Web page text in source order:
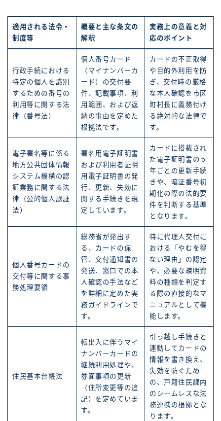
適用される法令・
制度等
概要と主な条文の
解釈
実務上の意義と対
応のポイント
行政手続における
特定の個人を識別
するための番号の
利用等に関する法
律（番号法）
個人番号カード
（マイナンバーカ
ード）の交付要
件、記載事項、利
用範囲、および返
納の事由を定めた
根拠法です。
カードの不正取得
や目的外利用を防
ぎ、交付時の厳格
な本人確認を市区
町村長に義務付け
る絶対的な法律で
す。
電子署名等に係る
地方公共団体情報
システム機構の認
証業務に関する法
律（公的個人認証
法）
署名用電子証明書
および利用者証明
用電子証明書の発
行、更新、失効に
関する手続きを規
定しています。
カードに搭載され
た電子証明書の５
年ごとの更新手続
きや、暗証番号初
期化の際の法的要
件を判断する基準
となります。
個人番号カードの
交付等に関する事
務処理要領
総務省が発出す
る、カードの保
管、交付通知書の
発送、窓口での本
人確認の手法など
を詳細に定めた実
務ガイドラインで
す。
特に代理人交付に
おける「やむを得
ない理由」の認定
や、必要な疎明資
料の種類を判定す
る際の直接的なマ
ニュアルとして機
能します。
住民基本台帳法
転出入に伴うマイ
ナンバーカードの
継続利用処理や、
券面事項の更新
（住所変更等の追
記）を定めていま
す。
引っ越し手続きと
連動してカードの
情報を書き換え、
失効を防ぐため
の、戸籍住民課内
のシームレスな法
務連携の根拠とな
ります。